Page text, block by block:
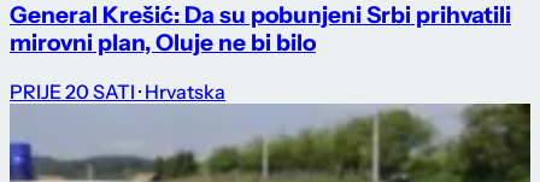
General Krešić: Da su pobunjeni Srbi prihvatili
mirovni plan, Oluje ne bi bilo
PRIJE 20 SATI · Hrvatska